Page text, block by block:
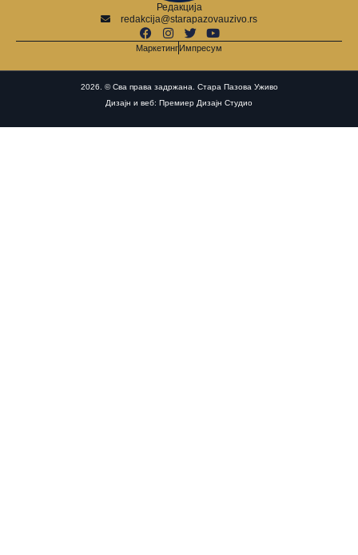
Редакција
redakcija@starapazovauzivo.rs
МаркетингИмпресум
2026. © Сва права задржана. Стара Пазова Уживо
Дизајн и веб: Премиер Дизајн Студио